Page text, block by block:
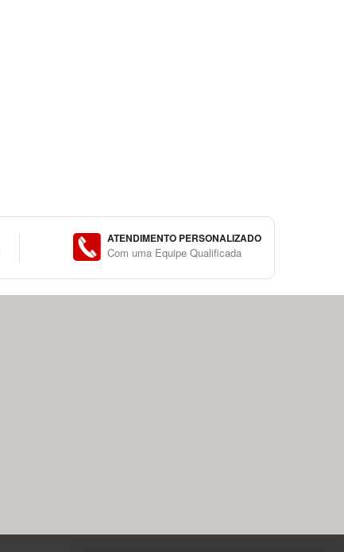
ATENDIMENTO PERSONALIZADO
Com uma Equipe Qualificada